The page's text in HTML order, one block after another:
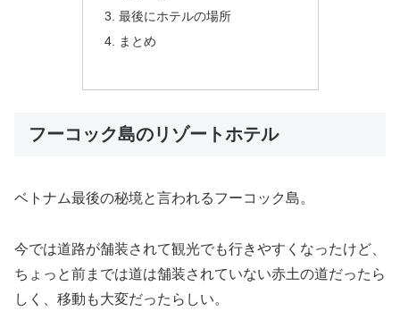
最後にホテルの場所
まとめ
フーコック島のリゾートホテル
ベトナム最後の秘境と言われるフーコック島。
今では道路が舗装されて観光でも行きやすくなったけど、
ちょっと前までは道は舗装されていない赤土の道だったら
しく、移動も大変だったらしい。